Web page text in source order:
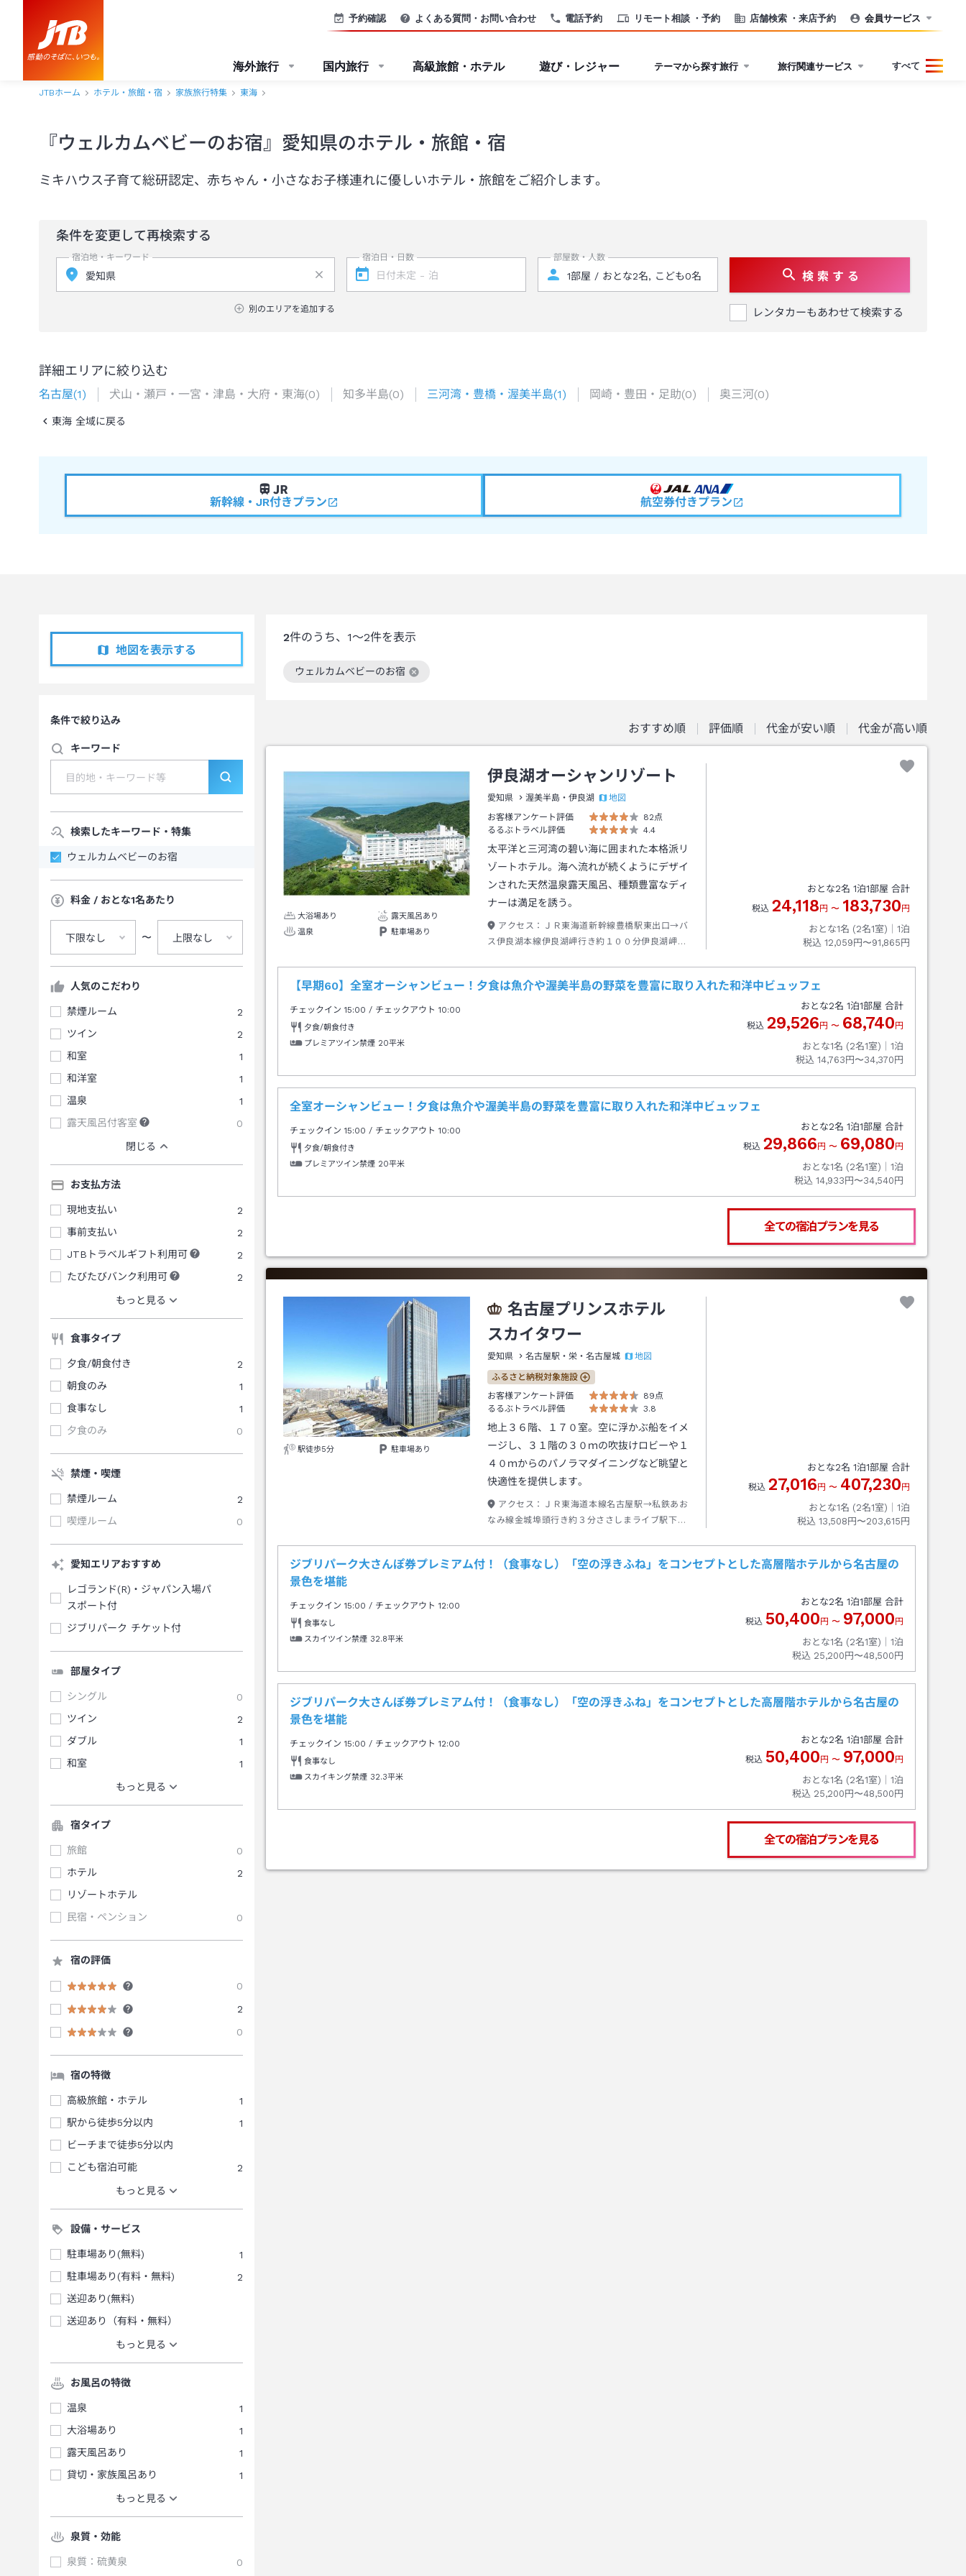
電話予約 リモート相談 ・予約 店舗検索 ・来店予約
予約確認 よくある質問・お問い合わせ 会員サービス
海外旅行 国内旅行 高級旅館・ホテル 遊び・レジャー テーマから探す旅行 旅行関連サービス すべて
JTBホーム ホテル・旅館・宿 家族旅行特集 東海
『ウェルカムベビーのお宿』愛知県のホテル・旅館・宿
ミキハウス子育て総研認定、赤ちゃん・小さなお子様連れに優しいホテル・旅館をご紹介します。
条件を変更して再検索する
宿泊地・キーワード
別のエリアを追加する
宿泊日・日数 部屋数・人数
検 索 す る
レンタカーもあわせて検索する
詳細エリアに絞り込む
名古屋(1) 犬山・瀬戸・一宮・津島・大府・東海(0) 知多半島(0) 三河湾・豊橋・渥美半島(1) 岡崎・豊田・足助(0) 奥三河(0)
東海 全域に戻る
新幹線・JR付きプラン 航空券付きプラン
地図を表示する
条件で絞り込み
キーワード
検索したキーワード・特集
ウェルカムベビーのお宿
料金 / おとな1名あたり
下限なし 〜 上限なし
人気のこだわり
禁煙ルーム
2
ツイン
2
和室
1
和洋室
1
温泉
1
露天風呂付客室
0
閉じる
お支払方法
現地支払い
2
事前支払い
2
JTBトラベルギフト利用可
2
たびたびバンク利用可
2
もっと見る
食事タイプ
夕食/朝食付き
2
朝食のみ
1
食事なし
1
夕食のみ
0
禁煙・喫煙
禁煙ルーム
2
喫煙ルーム
0
愛知エリアおすすめ
レゴランド(R)・ジャパン入場パ
スポート付
ジブリパーク チケット付
部屋タイプ
シングル
0
ツイン
2
ダブル
1
和室
1
もっと見る
宿タイプ
旅館
0
ホテル
2
リゾートホテル
民宿・ペンション
0
宿の評価
0
2
0
宿の特徴
高級旅館・ホテル
1
駅から徒歩5分以内
1
ビーチまで徒歩5分以内
こども宿泊可能
2
もっと見る
設備・サービス
駐車場あり(無料)
1
駐車場あり(有料・無料)
2
送迎あり(無料)
送迎あり（有料・無料）
もっと見る
お風呂の特徴
温泉
1
大浴場あり
1
露天風呂あり
1
貸切・家族風呂あり
1
もっと見る
泉質・効能
泉質：硫黄泉 0
2件のうち、 1～2件を表示
ウェルカムベビーのお宿
この絞り込み条件を解除
おすすめ順 評価順 代金が安い順 代金が高い順
大浴場あり
露天風呂あり
温泉
駐車場あり
伊良湖オーシャンリゾート
愛知県 渥美半島・伊良湖
地図
お客様アンケート評価
82点
るるぶトラベル評価
4.4
太平洋と三河湾の碧い海に囲まれた本格派リ
ゾートホテル。海へ流れが続くようにデザイ
ンされた天然温泉露天風呂、種類豊富なディ
ナーは満足を誘う。
アクセス：
ＪＲ東海道新幹線豊橋駅東出口→バ
ス伊良湖本線伊良湖岬行き約１００分伊良湖岬下
おとな2名 1泊1部屋 合計
税込 24,118 円 〜 183,730 円
おとな1名 (2名1室)｜ 1泊
税込 12,059円〜91,865円
【早期60】全室オーシャンビュー！夕食は魚介や渥美半島の野菜を豊富に取り入れた和洋中ビュッフェ
チェックイン15:00 / チェックアウト 10:00
夕食/朝食付き
プレミアツイン禁煙 20平米
おとな2名 1泊1部屋 合計
税込 29,526 円 〜 68,740 円
おとな1名 (2名1室)｜ 1泊
税込 14,763円〜34,370円
全室オーシャンビュー！夕食は魚介や渥美半島の野菜を豊富に取り入れた和洋中ビュッフェ
チェックイン15:00 / チェックアウト 10:00
夕食/朝食付き
プレミアツイン禁煙 20平米
おとな2名 1泊1部屋 合計
税込 29,866 円 〜 69,080 円
おとな1名 (2名1室)｜ 1泊
税込 14,933円〜34,540円
全ての宿泊プランを見る
駅徒歩5分 駐車場あり
名古屋プリンスホテル
スカイタワー
愛知県 名古屋駅・栄・名古屋城 地図
ふるさと納税対象施設
お客様アンケート評価
89点
るるぶトラベル評価
3.8
地上３６階、１７０室。空に浮かぶ船をイメ
ージし、３１階の３０ｍの吹抜けロビーや１
４０ｍからのパノラマダイニングなど眺望と
快適性を提供します。
アクセス：
ＪＲ東海道本線名古屋駅→私鉄あお
なみ線金城埠頭行き約３分ささしまライブ駅下車
おとな2名 1泊1部屋 合計
税込 27,016 円 〜 407,230 円
おとな1名 (2名1室)｜ 1泊
税込 13,508円〜203,615円
ジブリパーク大さんぽ券プレミアム付！（食事なし）「空の浮きふね」をコンセプトとした高層階ホテルから名古屋の
景色を堪能
チェックイン15:00 / チェックアウト 12:00
食事なし
スカイツイン禁煙 32.8平米
おとな2名 1泊1部屋 合計
税込 50,400 円 〜 97,000 円
おとな1名 (2名1室)｜ 1泊
税込 25,200円〜48,500円
ジブリパーク大さんぽ券プレミアム付！（食事なし）「空の浮きふね」をコンセプトとした高層階ホテルから名古屋の
景色を堪能
チェックイン15:00 / チェックアウト 12:00
食事なし
スカイキング禁煙 32.3平米
おとな2名 1泊1部屋 合計
税込 50,400 円 〜 97,000 円
おとな1名 (2名1室)｜ 1泊
税込 25,200円〜48,500円
全ての宿泊プランを見る